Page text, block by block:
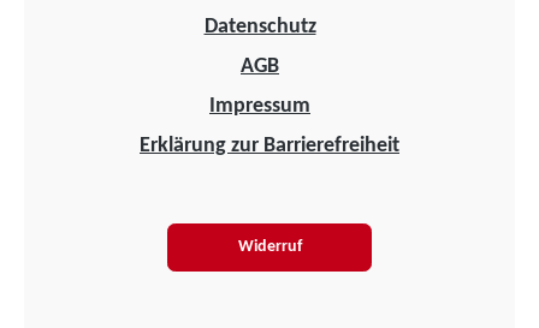
Datenschutz
AGB
Impressum
Erklärung zur Barrierefreiheit
Widerruf